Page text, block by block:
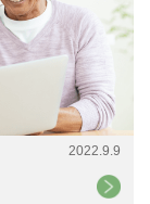
2022.9.9